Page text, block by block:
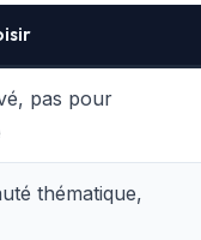
pas pour
thématique,